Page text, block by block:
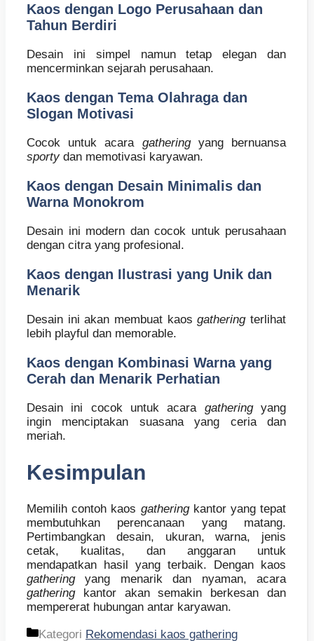
Kaos dengan Logo Perusahaan dan
Tahun Berdiri
Desain ini simpel namun tetap elegan dan
mencerminkan sejarah perusahaan.
Kaos dengan Tema Olahraga dan
Slogan Motivasi
Cocok untuk acara gatheringyang bernuansa
sportydan memotivasi karyawan.
Kaos dengan Desain Minimalis dan
Warna Monokrom
Desain ini modern dan cocok untuk perusahaan
dengan citra yang profesional.
Kaos dengan Ilustrasi yang Unik dan
Menarik
Desain ini akan membuat kaosgatheringterlihat
lebih playful dan memorable.
Kaos dengan Kombinasi Warna yang
Cerah dan Menarik Perhatian
Desain ini cocok untuk acara gatheringyang
ingin menciptakan suasana yang ceria dan
meriah.
Kesimpulan
Memilih contoh kaos gatheringkantor yang tepat
membutuhkan perencanaan yang matang.
Pertimbangkan desain, ukuran, warna, jenis
cetak, kualitas, dan anggaran untuk
mendapatkan hasil yang terbaik. Dengan kaos
gatheringyang menarik dan nyaman, acara
gatheringkantor akan semakin berkesan dan
mempererat hubungan antar karyawan.
Kategori Rekomendasi kaos gathering